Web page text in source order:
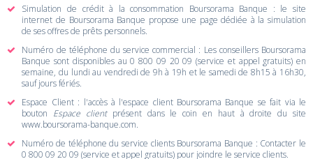
Simulation de crédit à la consommation Boursorama Banque : le site
internet de Boursorama Banque propose une page dédiée à la simulation
de ses offres de prêts personnels.
Numéro de téléphone du service commercial : Les conseillers Boursorama
Banque sont disponibles au 0 800 09 20 09 (service et appel gratuits) en
semaine, du lundi au vendredi de 9h à 19h et le samedi de 8h15 à 16h30,
sauf jours fériés.
Espace Client : l'accès à l'espace client Boursorama Banque se fait via le
bouton Espace clientprésent dans le coin en haut à droite du site
www.boursorama-banque.com.
Numéro de téléphone du service clients Boursorama Banque : Contacter le
0 800 09 20 09 (service et appel gratuits) pour joindre le service clients.